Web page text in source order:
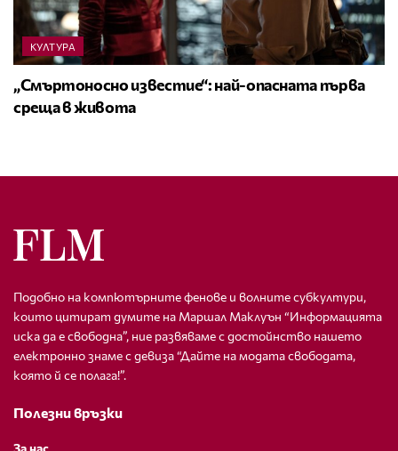
КУЛТУРА
„Смъртоносно известие“: най-опасната първа
среща в живота
Подобно на компютърните фенове и волните субкултури,
които цитират думите на Маршал Маклуън “Информацията
иска да е свободна”, ние развяваме с достойнство нашето
електронно знаме с девиза “Дайте на модата свободата,
която й се полага!”.
Полезни връзки
За нас